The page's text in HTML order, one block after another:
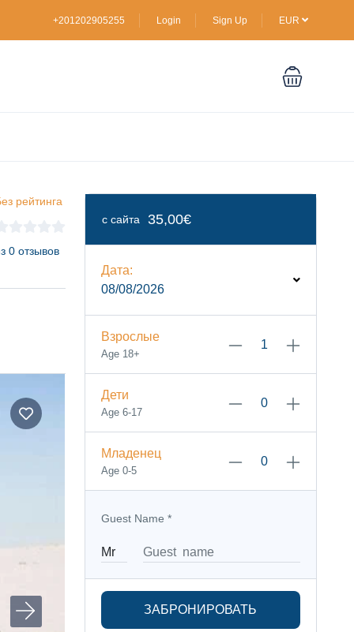
+201202905255 Login Sign Up EUR
рейтинга
0 отзывов
с сайта 35,00€
Дата:
08/08/2026
Взрослые
Age 18+
Дети
Age 6-17
Младенец
Age 0-5
Guest Name *
ЗАБРОНИРОВАТЬ